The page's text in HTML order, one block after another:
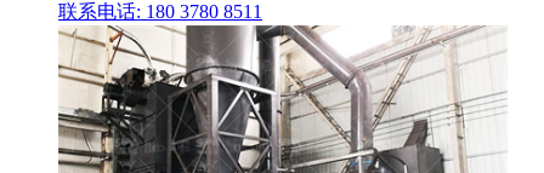
联系电话: 180 3780 8511